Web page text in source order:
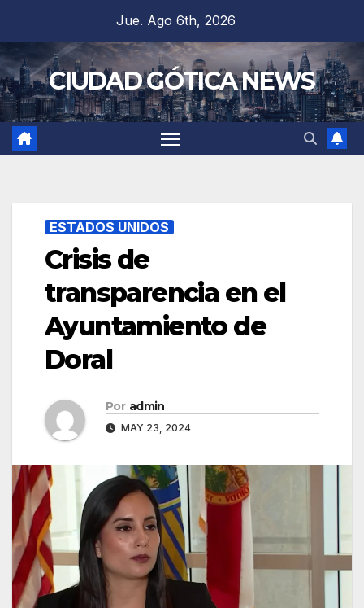
contenido
Jue. Ago 6th, 2026
CIUDAD GÓTICA NEWS
ESTADOS UNIDOS
Crisis de
transparencia en el
Ayuntamiento de
Doral
Por admin
MAY 23, 2024